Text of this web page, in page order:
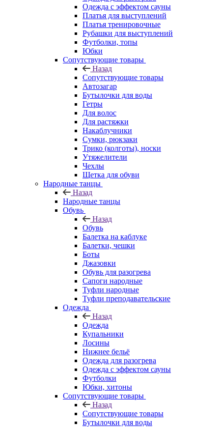
Одежда с эффектом сауны
Платья для выступлений
Платья тренировочные
Рубашки для выступлений
Футболки, топы
Юбки
Сопутствующие товары
Назад
Сопутствующие товары
Автозагар
Бутылочки для воды
Гетры
Для волос
Для растяжки
Накаблучники
Сумки, рюкзаки
Трико (колготы), носки
Утяжелители
Чехлы
Щетка для обуви
Народные танцы
Назад
Народные танцы
Обувь
Назад
Обувь
Балетка на каблуке
Балетки, чешки
Боты
Джазовки
Обувь для разогрева
Сапоги народные
Туфли народные
Туфли преподавательские
Одежда
Назад
Одежда
Купальники
Лосины
Нижнее бельё
Одежда для разогрева
Одежда с эффектом сауны
Футболки
Юбки, хитоны
Сопутствующие товары
Назад
Сопутствующие товары
Бутылочки для воды